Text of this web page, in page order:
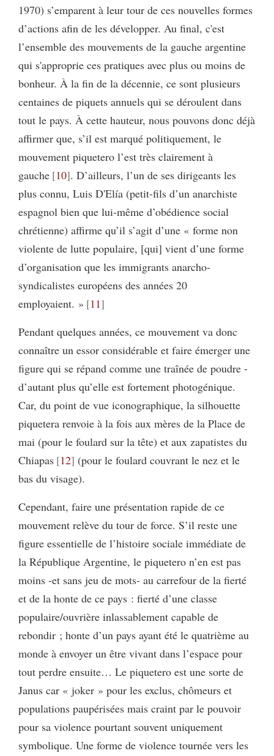
1970) s’emparent à leur tour de ces nouvelles formes
d’actions afin de les développer. Au final, c'est
l’ensemble des mouvements de la gauche argentine
qui s'approprie ces pratiques avec plus ou moins de
bonheur. À la fin de la décennie, ce sont plusieurs
centaines de piquets annuels qui se déroulent dans
tout le pays. À cette hauteur, nous pouvons donc déjà
affirmer que, s’il est marqué politiquement, le
mouvement piquetero l’est très clairement à
gauche 10 . D’ailleurs, l’un de ses dirigeants les
plus connu, Luis D'Elía (petit-fils d’un anarchiste
espagnol bien que lui-même d’obédience social
chrétienne) affirme qu’il s’agit d’une « forme non
violente de lutte populaire, [qui] vient d’une forme
d’organisation que les immigrants anarcho-
syndicalistes européens des années 20
employaient. » 11
Pendant quelques années, ce mouvement va donc
connaître un essor considérable et faire émerger une
figure qui se répand comme une traînée de poudre -
d’autant plus qu’elle est fortement photogénique.
Car, du point de vue iconographique, la silhouette
piquetera renvoie à la fois aux mères de la Place de
mai (pour le foulard sur la tête) et aux zapatistes du
Chiapas 12 (pour le foulard couvrant le nez et le
bas du visage).
Cependant, faire une présentation rapide de ce
mouvement relève du tour de force. S’il reste une
figure essentielle de l’histoire sociale immédiate de
la République Argentine, le piquetero n’en est pas
moins -et sans jeu de mots- au carrefour de la fierté
et de la honte de ce pays : fierté d’une classe
populaire/ouvrière inlassablement capable de
rebondir ; honte d’un pays ayant été le quatrième au
monde à envoyer un être vivant dans l’espace pour
tout perdre ensuite… Le piquetero est une sorte de
Janus car « joker » pour les exclus, chômeurs et
populations paupérisées mais craint par le pouvoir
pour sa violence pourtant souvent uniquement
symbolique. Une forme de violence tournée vers les